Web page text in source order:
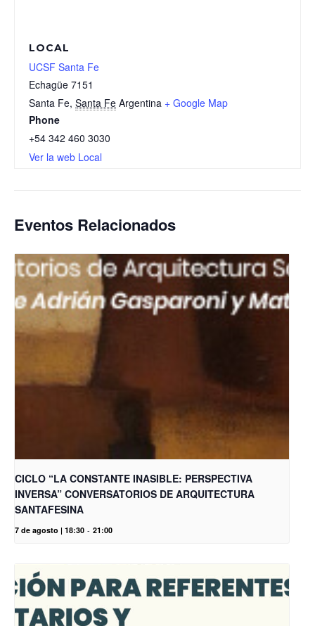
LOCAL
UCSF Santa Fe
Echagüe 7151
Santa Fe, Santa Fe Argentina + Google Map
Phone
+54 342 460 3030
Ver la web Local
Eventos Relacionados
CICLO “LA CONSTANTE INASIBLE: PERSPECTIVA
INVERSA” CONVERSATORIOS DE ARQUITECTURA
SANTAFESINA
7 de agosto | 18:30 - 21:00